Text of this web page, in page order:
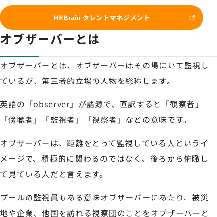
HRBrain タレントマネジメント
オブザーバーとは
オブザーバーとは、オブザーバーはその場にいて監視し
ているが、第三者的立場の人物を総称します。
英語の「observer」が語源で、直訳すると「観察者」
「傍聴者」「監視者」「視察者」などの意味です。
オブザーバーは、距離をとって監視している人というイ
メージで、積極的に関わるのではなく、後ろから俯瞰し
て見ている人だと言えます。
プールの監視員もある意味オブザーバーにあたり、被災
地や企業、他国を訪れる視察団のことをオブザーバーと